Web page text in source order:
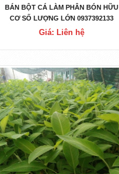
BÁN BỘT CÁ LÀM PHÂN BÓN HỮU
CƠ SỐ LƯỢNG LỚN 0937392133
MS.HẰNG
Giá: Liên hệ